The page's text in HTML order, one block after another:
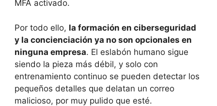
MFA activado.
Por todo ello, la formación en ciberseguridad
y la concienciación ya no son opcionales en
ninguna empresa. El eslabón humano sigue
siendo la pieza más débil, y solo con
entrenamiento continuo se pueden detectar los
pequeños detalles que delatan un correo
malicioso, por muy pulido que esté.